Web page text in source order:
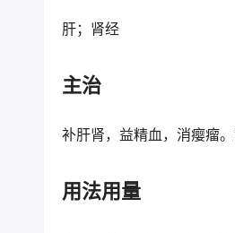
肝；肾经
主治
补肝肾，益精血，消瘿瘤
用法用量